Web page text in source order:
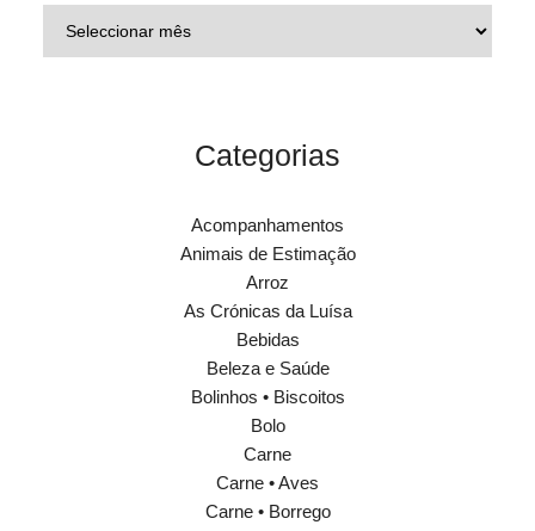
Categorias
Acompanhamentos
Animais de Estimação
Arroz
As Crónicas da Luísa
Bebidas
Beleza e Saúde
Bolinhos • Biscoitos
Bolo
Carne
Carne • Aves
Carne • Borrego